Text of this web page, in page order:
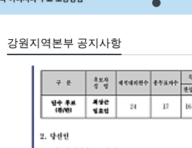
강원지역본부 공지사항